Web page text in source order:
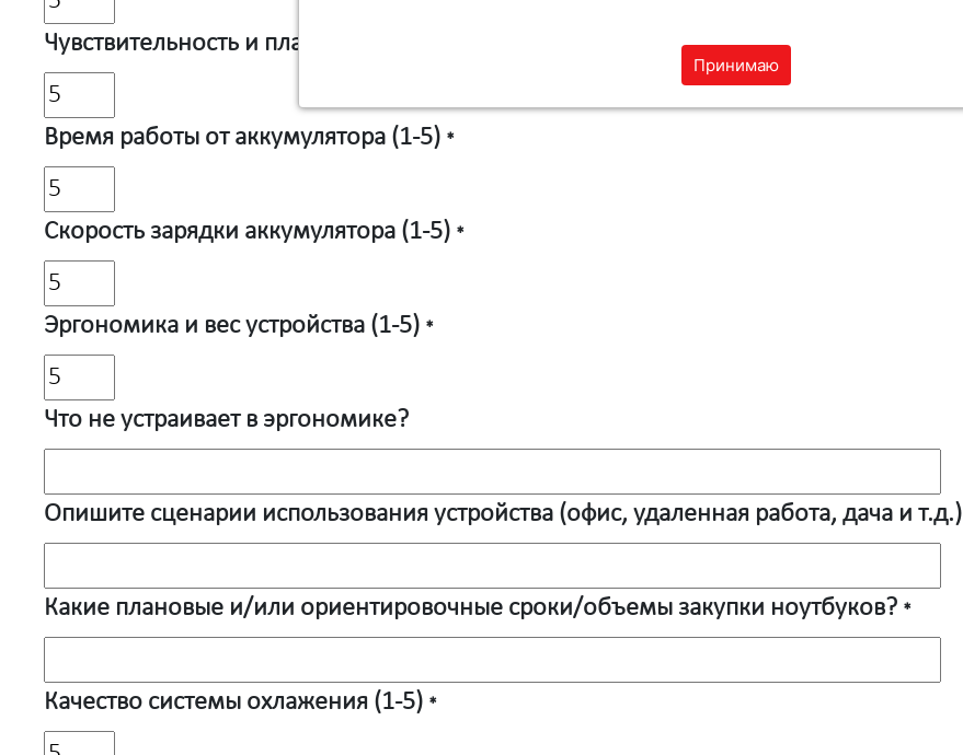
Чувствительность и плавность работы тачпада (1-5)
Время работы от аккумулятора (1-5) *
Скорость зарядки аккумулятора (1-5) *
Эргономика и вес устройства (1-5) *
Что не устраивает в эргономике?
Опишите сценарии использования устройства (офис, удаленная работа, дача и т.д.)
Какие плановые и/или ориентировочные сроки/объемы закупки ноутбуков? *
Качество системы охлажения (1-5) *
Принимаю